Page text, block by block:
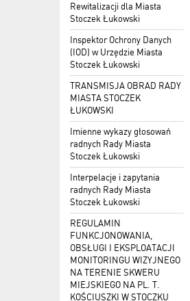
Rewitalizacji dla Miasta
Stoczek Łukowski
Inspektor Ochrony Danych
(IOD) w Urzędzie Miasta
Stoczek Łukowski
TRANSMISJA OBRAD RADY
MIASTA STOCZEK
ŁUKOWSKI
Imienne wykazy głosowań
radnych Rady Miasta
Stoczek Łukowski
Interpelacje i zapytania
radnych Rady Miasta
Stoczek Łukowski
REGULAMIN
FUNKCJONOWANIA,
OBSŁUGI I EKSPLOATACJI
MONITORINGU WIZYJNEGO
NA TERENIE SKWERU
MIEJSKIEGO NA PL. T.
KOŚCIUSZKI W STOCZKU